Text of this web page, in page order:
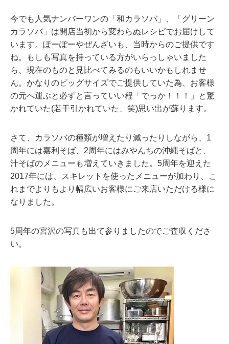
今でも人気ナンバーワンの「和カラソバ」、「グリーン
カラソバ」は開店当初から変わらぬレシピでお届けして
います。ぽーぽーやぜんざいも、当時からのご提供です
ね。もしも写真を持っている方がいらっしゃいました
ら、現在のものと見比べてみるのもいいかもしれませ
ん。かなりのビッグサイズでご提供していた為、お客様
の元へ運ぶと必ずと言っていい程「でっか！！！」と驚
かれていた(若干引かれていた、笑)思い出が蘇ります。
さて、カラソバの種類が増えたり減ったりしながら、1
周年には嘉利そば、2周年にはみやんちの沖縄そばと、
汁そばのメニューも増えていきました。5周年を迎えた
2017年には、スキレットを使ったメニューが加わり、こ
れまでよりもより幅広いお客様にご来店いただける様に
なりました。
5周年の宮沢の写真も出て参りましたのでご査収くださ
い。